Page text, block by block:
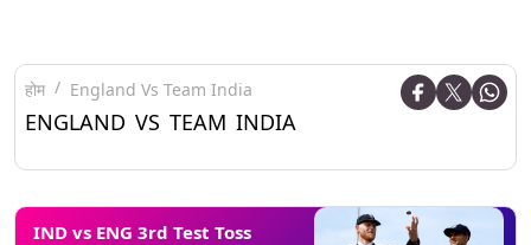
होम England Vs Team India
ENGLAND VS TEAM INDIA
IND vs ENG 3rd Test Toss